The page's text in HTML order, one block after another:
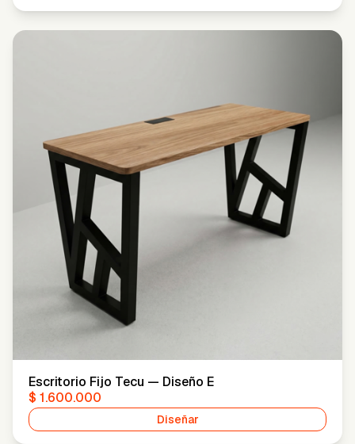
Escritorio Fijo Tecu — Diseño E
$ 1.600.000
Diseñar